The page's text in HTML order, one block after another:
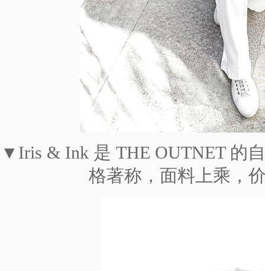
▼Iris & Ink 是 THE OUTNET 的
格著称，面料上乘，